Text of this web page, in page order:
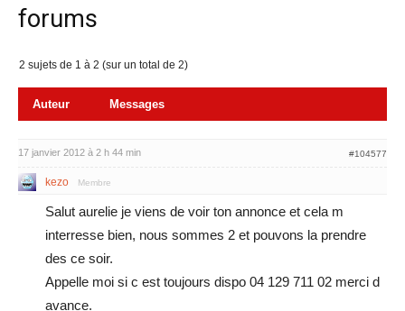
forums
2 sujets de 1 à 2 (sur un total de 2)
Auteur Messages
17 janvier 2012 à 2 h 44 min #104577
kezo Membre
Salut aurelie je viens de voir ton annonce et cela m
interresse bien, nous sommes 2 et pouvons la prendre
des ce soir.
Appelle moi si c est toujours dispo 04 129 711 02 merci d
avance.